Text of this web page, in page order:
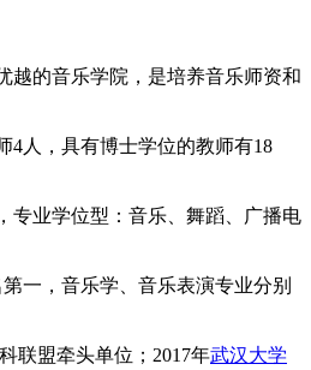
越的音乐学院，是培养音乐师资和
4人，具有博士学位的教师有18
专业学位型：音乐、舞蹈、广播电
一，音乐学、音乐表演专业分别
联盟牵头单位；2017年武汉大学